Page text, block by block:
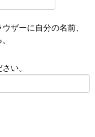
ザーに自分の名前、
い。